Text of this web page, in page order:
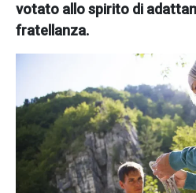
votato allo spirito di
fratellanza.